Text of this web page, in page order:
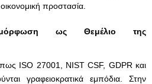
προστασία.
ως Θεμέλιο της
ISO 27001, NIST CSF, GDPR και
γραφειοκρατικά εμπόδια. Στην